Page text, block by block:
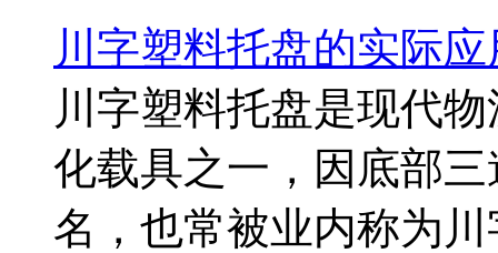
川字塑料托盘的实际应
川字塑料托盘是现代
化载具之一，因底部
名，也常被业内称为